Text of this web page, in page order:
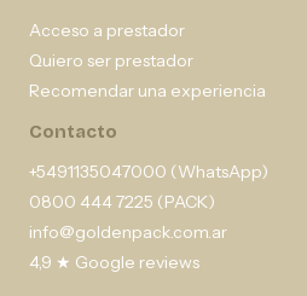
Acceso a prestador
Quiero ser prestador
Recomendar una experiencia
Contacto
+5491135047000 (WhatsApp)
0800 444 7225 (PACK)
info@goldenpack.com.ar
4,9 ★ Google reviews